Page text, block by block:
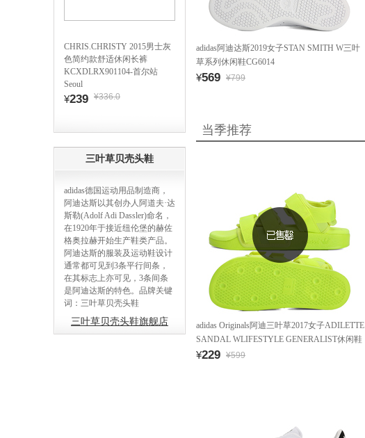
CHRIS.CHRISTY 2015男士灰
色简约款舒适休闲长裤
KCXDLRX901104-首尔站
Seoul
¥239 ¥336.0
三叶草贝壳头鞋
adidas德国运动用品制造商，
阿迪达斯以其创办人阿道夫·达
斯勒(Adolf Adi Dassler)命名，
在1920年于接近纽伦堡的赫佐
格奥拉赫开始生产鞋类产品。
阿迪达斯的服装及运动鞋设计
通常都可见到3条平行间条，
在其标志上亦可见，3条间条
是阿迪达斯的特色。品牌关键
词：三叶草贝壳头鞋
三叶草贝壳头鞋旗舰店
adidas阿迪达斯2019女子STAN SMITH W三叶
草系列休闲鞋CG6014
¥569 ¥799
当季推荐
adidas Originals阿迪三叶草2017女子ADILETTE
SANDAL WLIFESTYLE GENERALIST休闲鞋
BB5097
¥229 ¥599